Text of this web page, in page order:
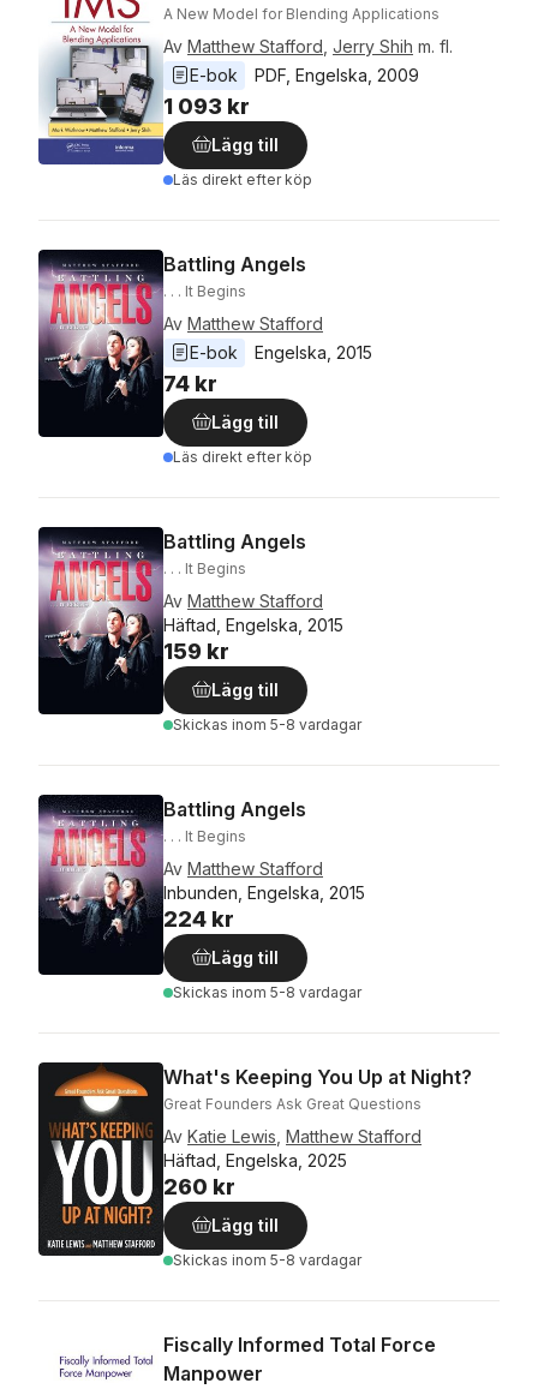
A New Model for Blending Applications
Av Matthew Stafford Jerry Shih m. fl.
E-bok
PDF Engelska 2009
1 093 kr
Lägg till
Läs direkt efter köp
Battling Angels
. . . It Begins
Av Matthew Stafford
E-bok
Engelska 2015
74 kr
Lägg till
Läs direkt efter köp
Battling Angels
. . . It Begins
Av Matthew Stafford
Häftad, Engelska, 2015
159 kr
Lägg till
Skickas inom 5-8 vardagar
Battling Angels
. . . It Begins
Av Matthew Stafford
Inbunden, Engelska, 2015
224 kr
Lägg till
Skickas inom 5-8 vardagar
What's Keeping You Up at Night?
Great Founders Ask Great Questions
Av Katie Lewis Matthew Stafford
Häftad, Engelska, 2025
260 kr
Lägg till
Skickas inom 5-8 vardagar
Fiscally Informed Total Force
Manpower